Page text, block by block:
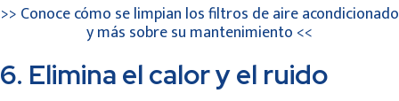
>> Conoce cómo se limpian los filtros de aire acondicionado
y más sobre su mantenimiento <<
6. Elimina el calor y el ruido